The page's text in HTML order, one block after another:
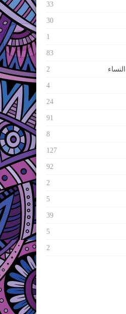
33
30
1
83
2
4
24
91
8
127
92
2
5
39
5
2